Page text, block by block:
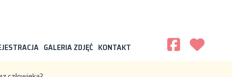
GALERIA ZDJĘĆ KONTAKT